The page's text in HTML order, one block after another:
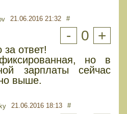
21.06.2016 21:32 #
- 0 +
ответ!
но в
зарплаты сейчас
выше.
21.06.2016 18:13 #